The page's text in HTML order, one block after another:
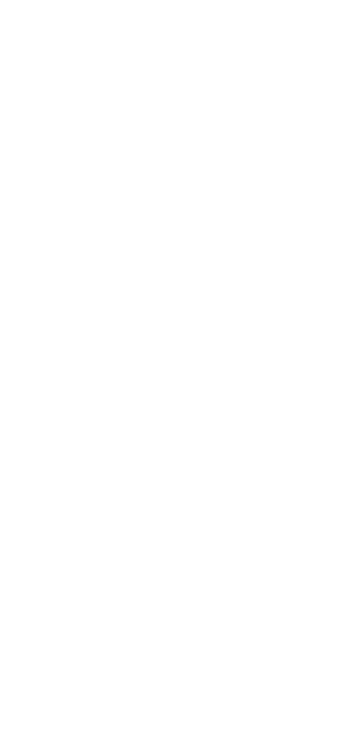
de 40 m² et une chambre avec sa
la possibilité d'installer une douche
Il ne reste plus qu'à peindre, poser les sols
Élaborons ensemble votre maison
et intérieure qui s'adapte aux caractéristiques
les matériaux qui vous conviennent en
plus de 40 années d'existence. Plus de 3000
de la construction / Conducteur de travaux),
garanties. Sous réserve de la
l'opportunité de construire votre future
(Seuil 2025). Distribution intérieure
16 M2 • WC indépendant avec lave-mains. •
avec douche et baignoire • WC
de vie exceptionnel. • Confort thermique :
Vitré. • Prestations de qualité : système de
2020 Vous recherchez le confort absolu d'une
de référence reconnu pour son savoir-faire
2020 (Seuil 2025), cette maison basse
forts de votre futur chez-vous : • Une
de 39,80 m² accueillant votre salon, votre
naturelle exceptionnelle baigne la pièce, qui